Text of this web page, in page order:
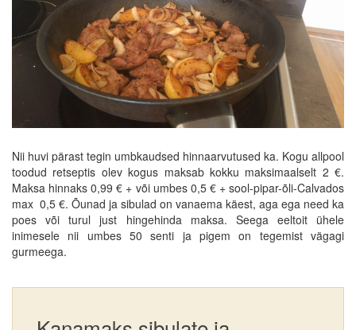
Nii huvi pärast tegin umbkaudsed hinnaarvutused ka. Kogu allpool
toodud retseptis olev kogus maksab kokku maksimaalselt 2 €.
Maksa hinnaks 0,99 € + või umbes 0,5 € + sool-pipar-õli-Calvados
max 0,5 €. Õunad ja sibulad on vanaema käest, aga ega need ka
poes või turul just hingehinda maksa. Seega eeltoit ühele
inimesele nii umbes 50 senti ja pigem on tegemist vägagi
gurmeega.